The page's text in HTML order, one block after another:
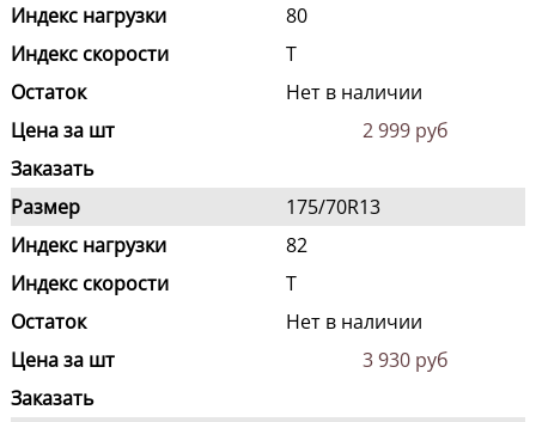
Индекс нагрузки
80
Индекс скорости
T
Остаток
Нет в наличии
Цена за шт
2 999 руб
Заказать
Размер
175/70R13
Индекс нагрузки
82
Индекс скорости
T
Остаток
Нет в наличии
Цена за шт
3 930 руб
Заказать